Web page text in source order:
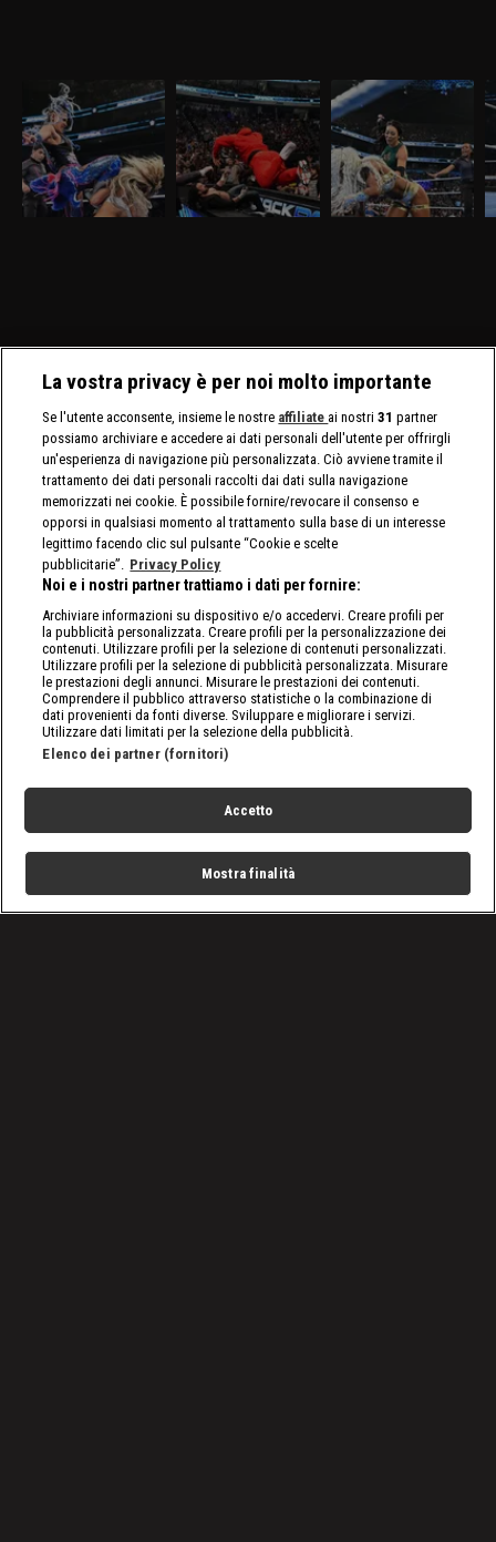
WWE SmackDown 27
marzo 2026: Tiffany
sfida Giulia
Nella puntata di
SmackDown del 27
marzo, visibile su
discovery+, Giulia e
Tiffany Stratton si sfidano
WWE SmackDown 20
marzo 2026: Drew e
Jacob alla resa dei
conti
Nella puntata di
SmackDown del 20
marzo, visibile su
discovery+, c'è il match
molto atteso fra Drew
WWE SmackDown 13
marzo 2026: insidia
Michin per Jade
Nella puntata di
SmackDown del 13
marzo, visibile su
discovery+, Cody Rhodes
e Randy Orton firmano il
La vostra privacy è per noi molto importante
Se l'utente acconsente, insieme le nostre affiliate ai nostri31 partner
possiamo archiviare e accedere ai dati personali dell'utente per offrirgli
un'esperienza di navigazione più personalizzata. Ciò avviene tramite il
trattamento dei dati personali raccolti dai dati sulla navigazione
memorizzati nei cookie. È possibile fornire/revocare il consenso e
opporsi in qualsiasi momento al trattamento sulla base di un interesse
legittimo facendo clic sul pulsante “Cookie e scelte
pubblicitarie”. Privacy Policy
Noi e i nostri partner trattiamo i dati per fornire:
Archiviare informazioni su dispositivo e/o accedervi. Creare profili per
la pubblicità personalizzata. Creare profili per la personalizzazione dei
contenuti. Utilizzare profili per la selezione di contenuti personalizzati.
Utilizzare profili per la selezione di pubblicità personalizzata. Misurare
le prestazioni degli annunci. Misurare le prestazioni dei contenuti.
Comprendere il pubblico attraverso statistiche o la combinazione di
dati provenienti da fonti diverse. Sviluppare e migliorare i servizi.
Utilizzare dati limitati per la selezione della pubblicità.
Elenco dei partner (fornitori)
Accetto
Mostra finalità